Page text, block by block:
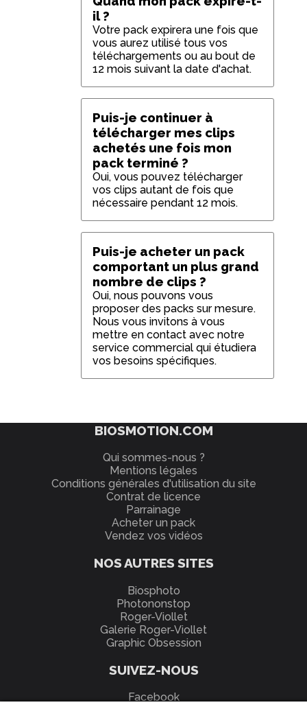
il ?
Votre pack expirera une fois que
vous aurez utilisé tous vos
téléchargements ou au bout de
12 mois suivant la date d'achat.
Puis-je continuer à
télécharger mes clips
achetés une fois mon
pack terminé ?
Oui, vous pouvez télécharger
vos clips autant de fois que
nécessaire pendant 12 mois.
Puis-je acheter un pack
comportant un plus grand
nombre de clips ?
Oui, nous pouvons vous
proposer des packs sur mesure.
Nous vous invitons à vous
mettre en contact avec notre
service commercial qui étudiera
vos besoins spécifiques.
BIOSMOTION.COM
Qui sommes-nous ?
Mentions légales
Conditions générales d'utilisation du site
Contrat de licence
Parrainage
Acheter un pack
Vendez vos vidéos
NOS AUTRES SITES
Biosphoto
Photononstop
Roger-Viollet
Galerie Roger-Viollet
Graphic Obsession
SUIVEZ-NOUS
Facebook